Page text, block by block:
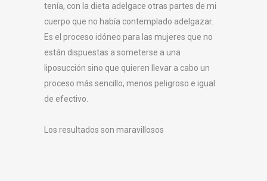
tenía, con la dieta adelgace otras partes de mi
cuerpo que no había contemplado adelgazar.
Es el proceso idóneo para las mujeres que no
están dispuestas a someterse a una
liposucción sino que quieren llevar a cabo un
proceso más sencillo, menos peligroso e igual
de efectivo.
Los resultados son maravillosos